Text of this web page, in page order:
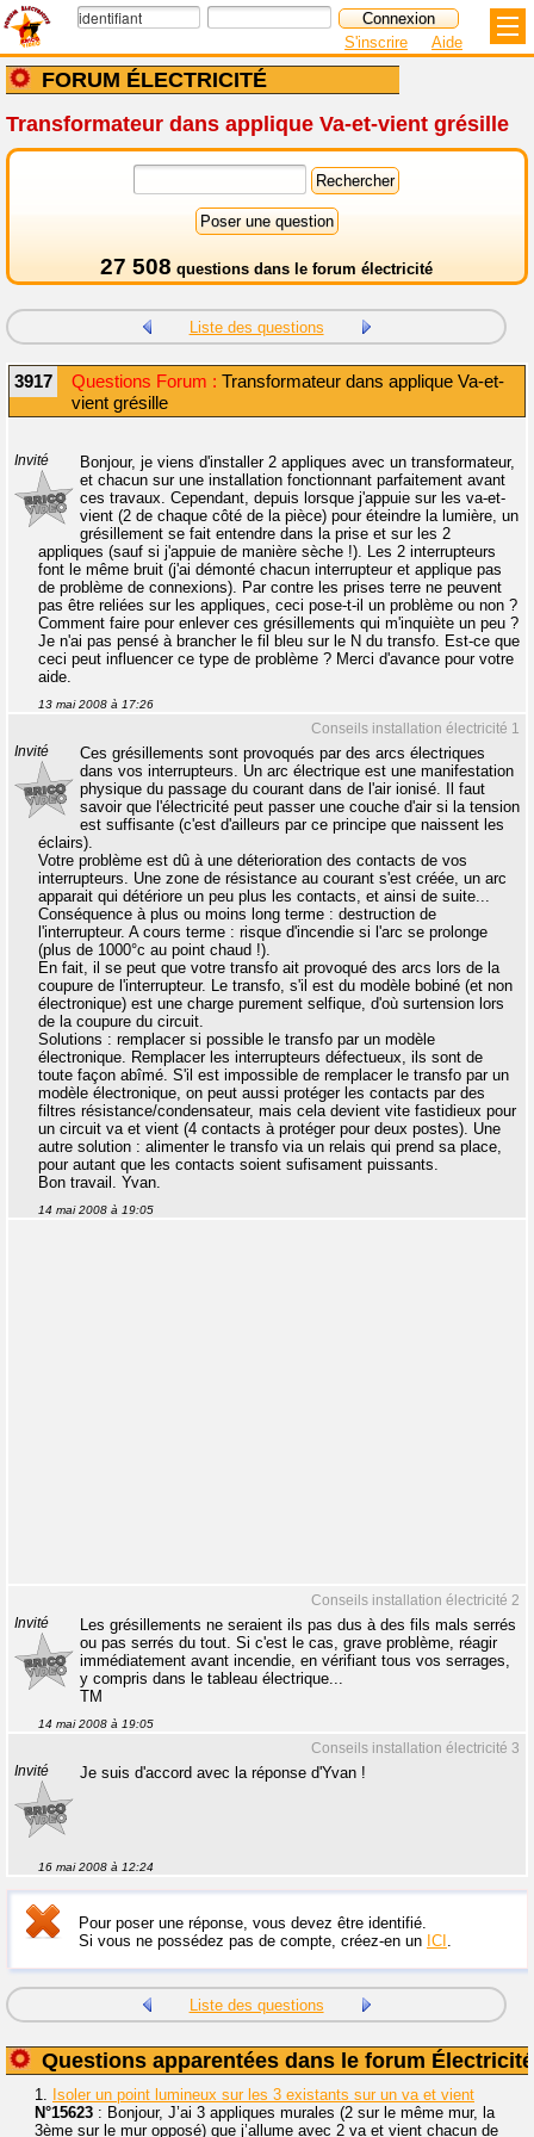
FORUM ÉLECTRICITÉ
S'inscrire Aide
Transformateur dans applique Va-et-vient grésille
27 508 questions dans le forum électricité
Liste des questions
3917 Questions Forum : Transformateur dans applique Va-et-
vient grésille
Invité
Bonjour, je viens d'installer 2 appliques avec un transformateur,
et chacun sur une installation fonctionnant parfaitement avant
ces travaux. Cependant, depuis lorsque j'appuie sur les va-et-
vient (2 de chaque côté de la pièce) pour éteindre la lumière, un
grésillement se fait entendre dans la prise et sur les 2
appliques (sauf si j'appuie de manière sèche !). Les 2 interrupteurs
font le même bruit (j'ai démonté chacun interrupteur et applique pas
de problème de connexions). Par contre les prises terre ne peuvent
pas être reliées sur les appliques, ceci pose-t-il un problème ou non ?
Comment faire pour enlever ces grésillements qui m'inquiète un peu ?
Je n'ai pas pensé à brancher le fil bleu sur le N du transfo. Est-ce que
ceci peut influencer ce type de problème ? Merci d'avance pour votre
aide.
13 mai 2008 à 17:26
Conseils installation électricité 1
Invité
Ces grésillements sont provoqués par des arcs électriques
dans vos interrupteurs. Un arc électrique est une manifestation
physique du passage du courant dans de l'air ionisé. Il faut
savoir que l'électricité peut passer une couche d'air si la tension
est suffisante (c'est d'ailleurs par ce principe que naissent les
éclairs).
Votre problème est dû à une déterioration des contacts de vos
interrupteurs. Une zone de résistance au courant s'est créée, un arc
apparait qui détériore un peu plus les contacts, et ainsi de suite...
Conséquence à plus ou moins long terme : destruction de
l'interrupteur. A cours terme : risque d'incendie si l'arc se prolonge
(plus de 1000°c au point chaud !).
En fait, il se peut que votre transfo ait provoqué des arcs lors de la
coupure de l'interrupteur. Le transfo, s'il est du modèle bobiné (et non
électronique) est une charge purement selfique, d'où surtension lors
de la coupure du circuit.
Solutions : remplacer si possible le transfo par un modèle
électronique. Remplacer les interrupteurs défectueux, ils sont de
toute façon abîmé. S'il est impossible de remplacer le transfo par un
modèle électronique, on peut aussi protéger les contacts par des
filtres résistance/condensateur, mais cela devient vite fastidieux pour
un circuit va et vient (4 contacts à protéger pour deux postes). Une
autre solution : alimenter le transfo via un relais qui prend sa place,
pour autant que les contacts soient sufisament puissants.
Bon travail. Yvan.
14 mai 2008 à 19:05
Conseils installation électricité 2
Invité
Les grésillements ne seraient ils pas dus à des fils mals serrés
ou pas serrés du tout. Si c'est le cas, grave problème, réagir
immédiatement avant incendie, en vérifiant tous vos serrages,
y compris dans le tableau électrique...
TM
14 mai 2008 à 19:05
Conseils installation électricité 3
Invité Je suis d'accord avec la réponse d'Yvan !
16 mai 2008 à 12:24
Pour poser une réponse, vous devez être identifié.
Si vous ne possédez pas de compte, créez-en un ICI .
Liste des questions
Questions apparentées dans le forum Électricité
1. Isoler un point lumineux sur les 3 existants sur un va et vient
N°15623 : Bonjour, J’ai 3 appliques murales (2 sur le même mur, la
3ème sur le mur opposé) que j’allume avec 2 va et vient chacun de